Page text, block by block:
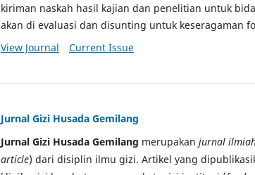
kiriman naskah hasil kajian dan penelitian untuk
akan di evaluasi dan disunting untuk keseragaman
View Journal
Current Issue
Jurnal Gizi Husada Gemilang
Jurnal Gizi Husada Gemilang merupakan jurnal
article) dari disiplin ilmu gizi. Artikel yang